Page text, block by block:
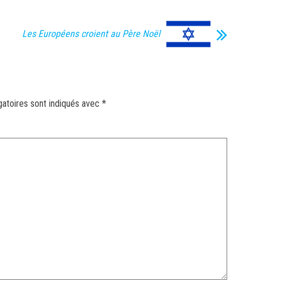
Les Européens croient au Père Noël
sont indiqués avec *